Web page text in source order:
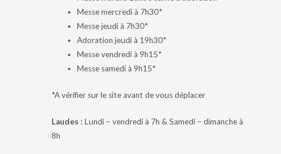
Messe mercredi à 7h30*
Messe jeudi à 7h30*
Adoration jeudi à 19h30*
Messe vendredi à 9h15*
Messe samedi à 9h15*
*A vérifier sur le site avant de vous déplacer
Laudes : Lundi – vendredi à 7h & Samedi – dimanche à
8h